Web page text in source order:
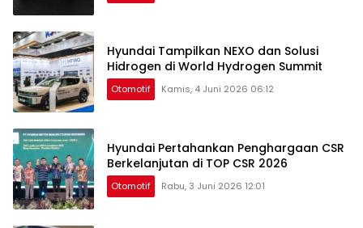
Hyundai Tampilkan NEXO dan Solusi
Hidrogen di World Hydrogen Summit
Otomotif Kamis, 4 Juni 2026 06:12
Hyundai Pertahankan Penghargaan CSR
Berkelanjutan di TOP CSR 2026
Otomotif Rabu, 3 Juni 2026 12:01